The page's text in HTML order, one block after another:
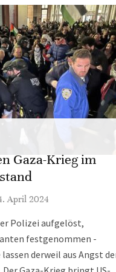
Gaza-Krieg im
April 2024
Polizei aufgelöst,
festgenommen -
derweil aus Angst